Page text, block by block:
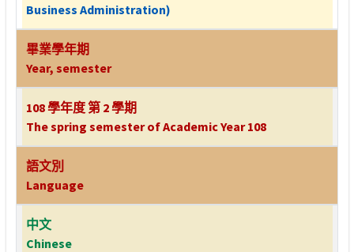
Business Administration)
畢業學年期
Year, semester
108 學年度 第 2 學期
The spring semester of Academic Year 108
語文別
Language
中文
Chinese